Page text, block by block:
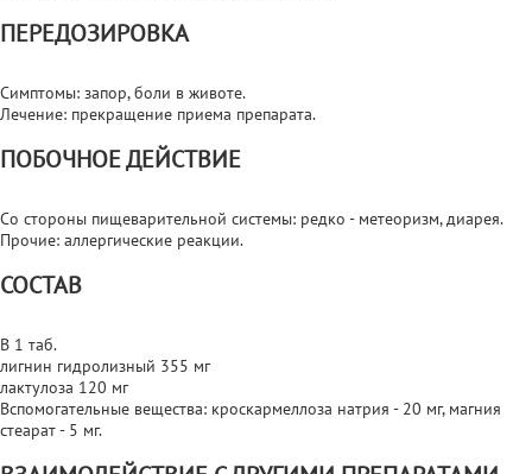
ПЕРЕДОЗИРОВКА
Симптомы: запор, боли в животе.
Лечение: прекращение приема препарата.
ПОБОЧНОЕ ДЕЙСТВИЕ
Со стороны пищеварительной системы: редко - метеоризм, диарея.
Прочие: аллергические реакции.
СОСТАВ
В 1 таб.
лигнин гидролизный 355 мг
лактулоза 120 мг
Вспомогательные вещества: кроскармеллоза натрия - 20 мг, магния
стеарат - 5 мг.